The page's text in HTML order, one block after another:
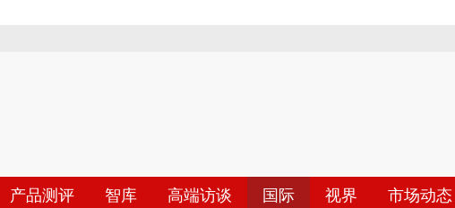
产品测评 智库 高端访谈 国际 视界 市场动态